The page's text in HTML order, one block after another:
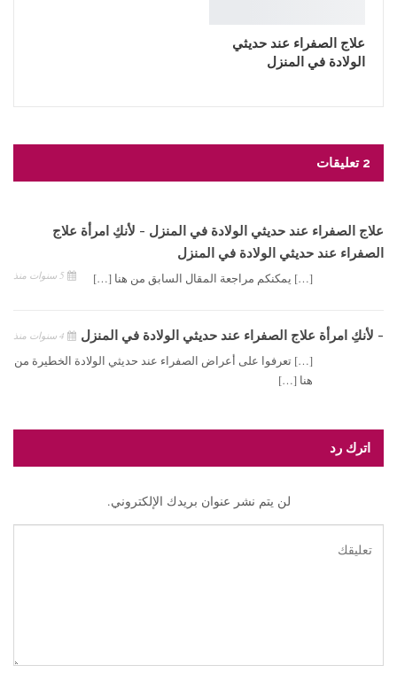
علاج الصفراء عند حديثي
الولادة في المنزل
2 تعليقات
علاج الصفراء عند حديثي الولادة في المنزل - لأنكِ امرأة علاج
الصفراء عند حديثي الولادة في المنزل
[…] يمكنكم مراجعة المقال السابق من هنا […]
- لأنكِ امرأة علاج الصفراء عند حديثي الولادة في المنزل
[…] تعرفوا على أعراض الصفراء عند حديثي الولادة الخطيرة من
هنا […]
اترك رد
لن يتم نشر عنوان بريدك الإلكتروني.